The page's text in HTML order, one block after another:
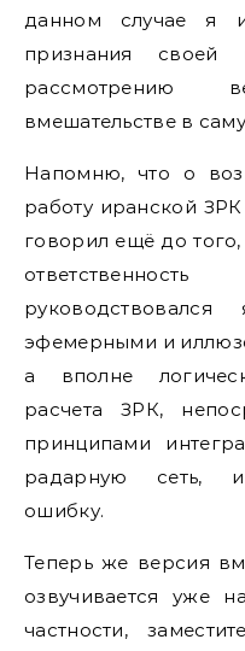
данном случае я
признания
вмешательстве в
Напомню, что о
работу иранской ЗРК
говорил ещё до
эфемерными и
а вполне
расчета ЗРК,
принципами
радарную сеть,
ошибку.
Теперь же версия
озвучивается уже
частности,